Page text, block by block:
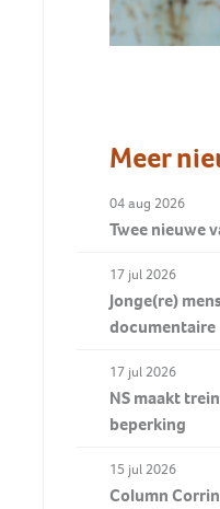
Meer
04 aug 2026
Twee nieuwe
17 jul 2026
Jonge(re)
documentaire
17 jul 2026
NS maakt
beperking
15 jul 2026
Column